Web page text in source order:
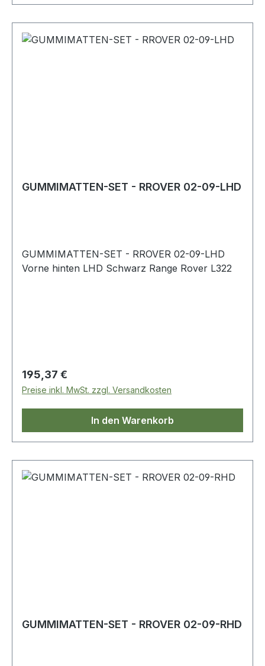
GUMMIMATTEN-SET - RROVER 02-09-LHD
GUMMIMATTEN-SET - RROVER 02-09-LHD
Vorne hinten LHD Schwarz Range Rover L322
Regulärer Preis:
195,37 €
Preise inkl. MwSt. zzgl. Versandkosten
In den Warenkorb
GUMMIMATTEN-SET - RROVER 02-09-RHD